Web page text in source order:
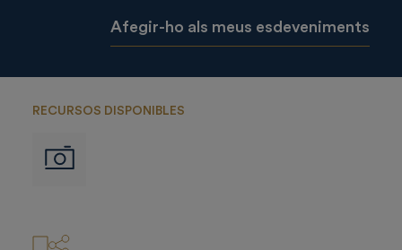
Afegir-ho als meus esdeveniments
RECURSOS DISPONIBLES
Imágenes